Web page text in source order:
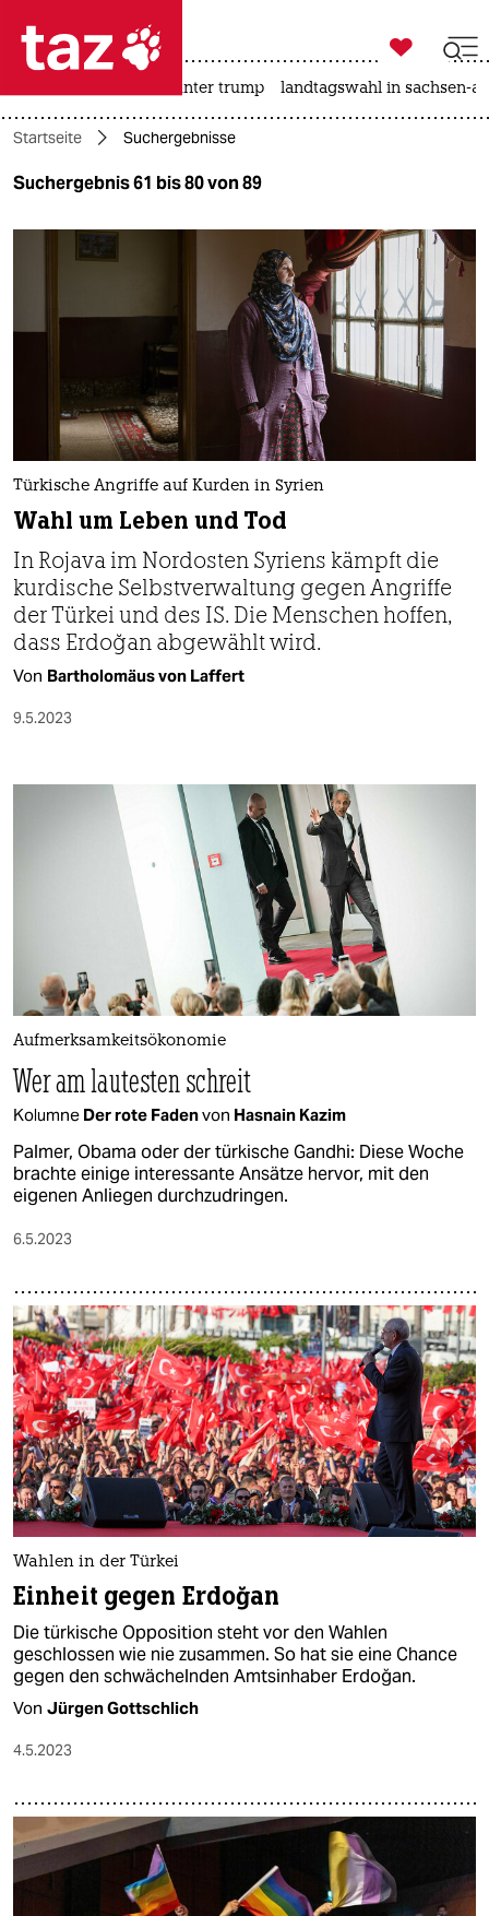
 taz zahl ich
taz zahl ich
themen
kultur
sport
berlin
wahrheit
verlag
verlag
veranstaltungen
unterstützen
epaper login

taz zahl ich
usa unter trump landtagswahl in sachsen-
Startseite Suchergebnisse
Suchergebnis 61 bis 80 von 89
Türkische Angriffe auf Kurden in Syrien
Wahl um Leben und Tod
In Rojava im Nordosten Syriens kämpft die
kurdische Selbstverwaltung gegen Angriffe
der Türkei und des IS. Die Menschen hoffen,
dass Erdoğan abgewählt wird.
Von Bartholomäus von Laffert
9.5.2023
Aufmerksamkeitsökonomie
Wer am lautesten schreit
Kolumne Der rote Fadenvon Hasnain Kazim
Palmer, Obama oder der türkische Gandhi: Diese Woche
brachte einige interessante Ansätze hervor, mit den
eigenen Anliegen durchzudringen.
6.5.2023
Wahlen in der Türkei
Einheit gegen Erdoğan
Die türkische Opposition steht vor den Wahlen
geschlossen wie nie zusammen. So hat sie eine Chance
gegen den schwächelnden Amtsinhaber Erdoğan.
Von Jürgen Gottschlich
4.5.2023